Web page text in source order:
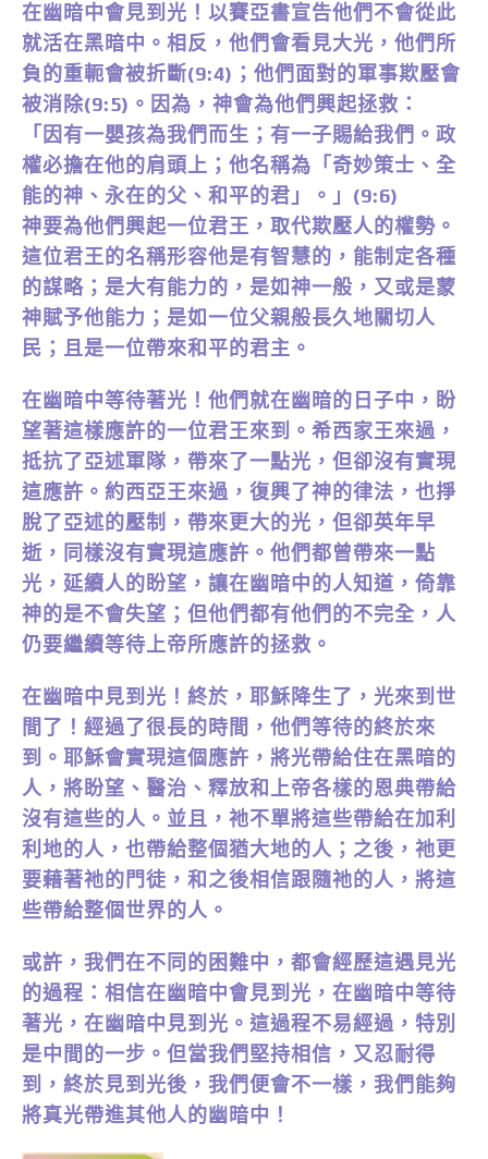
在幽暗中會見到光！以賽亞書宣告他們不會從此
就活在黑暗中。相反，他們會看見大光，他們所
負的重軛會被折斷(9:4)；他們面對的軍事欺壓會
被消除(9:5)。因為，神會為他們興起拯救：
「因有一嬰孩為我們而生；有一子賜給我們。政
權必擔在他的肩頭上；他名稱為「奇妙策士、全
能的神、永在的父、和平的君」。」(9:6)
神要為他們興起一位君王，取代欺壓人的權勢。
這位君王的名稱形容他是有智慧的，能制定各種
的謀略；是大有能力的，是如神一般，又或是蒙
神賦予他能力；是如一位父親般長久地關切人
民；且是一位帶來和平的君主。
在幽暗中等待著光！他們就在幽暗的日子中，盼
望著這樣應許的一位君王來到。希西家王來過，
抵抗了亞述軍隊，帶來了一點光，但卻沒有實現
這應許。約西亞王來過，復興了神的律法，也掙
脫了亞述的壓制，帶來更大的光，但卻英年早
逝，同樣沒有實現這應許。他們都曾帶來一點
光，延續人的盼望，讓在幽暗中的人知道，倚靠
神的是不會失望；但他們都有他們的不完全，人
仍要繼續等待上帝所應許的拯救。
在幽暗中見到光！終於，耶穌降生了，光來到世
間了！經過了很長的時間，他們等待的終於來
到。耶穌會實現這個應許，將光帶給住在黑暗的
人，將盼望、醫治、釋放和上帝各樣的恩典帶給
沒有這些的人。並且，祂不單將這些帶給在加利
利地的人，也帶給整個猶大地的人；之後，祂更
要藉著祂的門徒，和之後相信跟隨祂的人，將這
些帶給整個世界的人。
或許，我們在不同的困難中，都會經歷這遇見光
的過程：相信在幽暗中會見到光，在幽暗中等待
著光，在幽暗中見到光。這過程不易經過，特別
是中間的一步。但當我們堅持相信，又忍耐得
到，終於見到光後，我們便會不一樣，我們能夠
將真光帶進其他人的幽暗中！